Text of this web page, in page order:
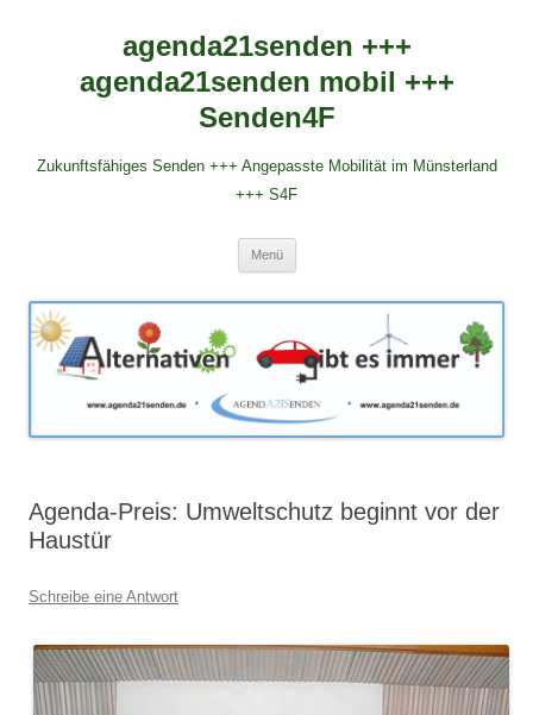
agenda21senden +++
agenda21senden mobil +++
Senden4F
Zukunftsfähiges Senden +++ Angepasste Mobilität im Münsterland
+++ S4F
Menü
Agenda-Preis: Umweltschutz beginnt vor der
Haustür
Schreibe eine Antwort